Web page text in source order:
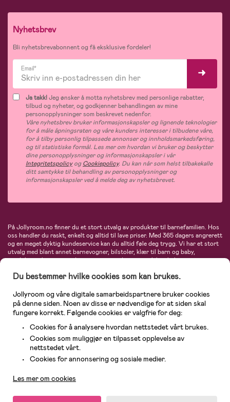
Nyhetsbrev
Bli nyhetsbrevabonnent og få eksklusive fordeler!
Email*
Ja takk!Jeg ønsker å motta nyhetsbrev med personlige rabatter,
tilbud og nyheter, og godkjenner behandlingen av mine
personopplysninger som beskrevet nedenfor.
Våre nyhetsbrev bruker informasjonskapsler og lignende teknologier
for å måle åpningsraten og våre kunders interesser i tilbudene våre,
for å tilby personlig tilpassede annonser og innholdsmarkedsføring,
og til statistiske formål. Les mer om hvordan vi bruker og beskytter
dine personopplysninger og informasjonskapsler i vår
IntegritetspolicyogCookiepolicy. Du kan når som helst tilbakekalle
ditt samtykke til behandling av personopplysninger og
informasjonskapsler ved å melde deg av nyhetsbrevet.
På Jollyroom.no finner du et stort utvalg av produkter til barnefamilien. Hos
oss handler du raskt, enkelt og alltid til lave priser. Med 365 dagers angrerett
og en meget dyktig kundeservice kan du alltid føle deg trygg. Vi har et stort
utvalg med blant annet barnevogner, bilstoler, klær til barn og baby,
produkter til mor, mengder av inspirerende interiør, leker, babyustyr og mye
Maxi-Cosi, Baby Jogger, BabyBjörn, Didriksons, KidKraft, Ergobaby, Philips
største nettbutikk for barn og baby!
Du bestemmer hvilke cookies som kan brukes.
Jollyroom og våre digitale samarbeidspartnere bruker cookies
på denne siden. Noen av disse er nødvendige for at siden skal
fungere korrekt. Følgende cookies er valgfrie for deg:
Cookies for å analysere hvordan nettstedet vårt brukes.
Cookies som muliggjør en tilpasset opplevelse av
nettstedet vårt.
Cookies for annonsering og sosiale medier.
Les mer om cookies